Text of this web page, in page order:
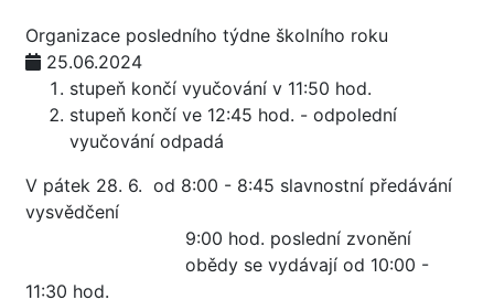
Organizace posledního týdne školního roku
25.06.2024
stupeň končí vyučování v 11:50 hod.
stupeň končí ve 12:45 hod. - odpolední
vyučování odpadá
V pátek 28. 6. od 8:00 - 8:45 slavnostní předávání
vysvědčení
9:00 hod. poslední zvonění
obědy se vydávají od 10:00 -
11:30 hod.